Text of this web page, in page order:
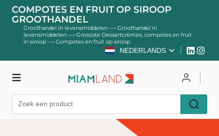
COMPOTES EN FRUIT OP SIROOP
GROOTHANDEL
Groothandel in levensmiddelen —› Groothandel in
levensmiddelen —› Grossiste Dessertcrèmes, compotes en fruit
in siroop —›Compotes en fruit op siroop
NEDERLANDS